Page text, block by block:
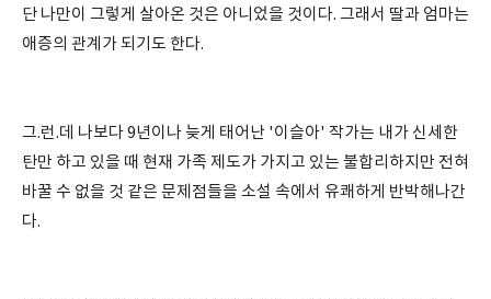
단 나만이 그렇게 살아온 것은 아니었을 것이다. 그래서 딸과 엄마는
애증의 관계가 되기도 한다.
그.런.데 나보다 9년이나 늦게 태어난 '이슬아' 작가는 내가 신세한
탄만 하고 있을 때 현재 가족 제도가 가지고 있는 불합리하지만 전혀
바꿀 수 없을 것 같은 문제점들을 소설 속에서 유쾌하게 반박해나간
다.